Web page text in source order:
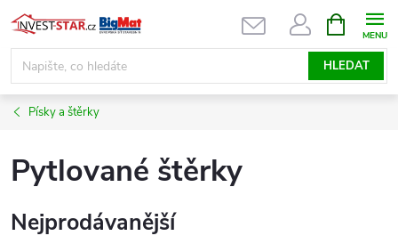
Přejít
na
obsah
HLEDAT
NÁKUPNÍ
KOŠÍK
Písky a štěrky
Pytlované štěrky
Nejprodávanější